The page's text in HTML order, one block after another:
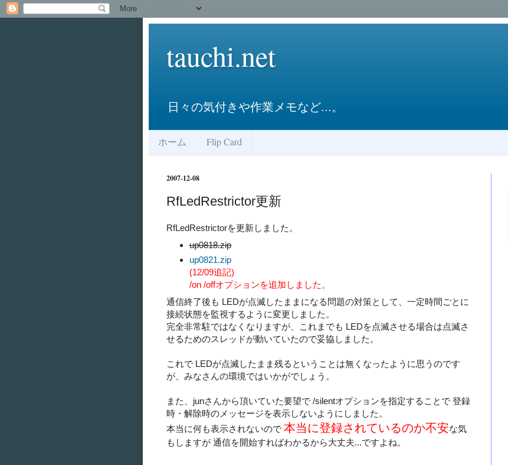
tauchi.net
日々の気付きや作業メモなど...。
ホーム Flip Card
2007-12-08
RfLedRestrictor更新
RfLedRestrictorを更新しました。
up0818.zip
up0821.zip
(12/09追記)
/on /offオプションを追加しました。
通信終了後も LEDが点滅したままになる問題の対策として、一定時間ごとに
接続状態を監視するように変更しました。
完全非常駐ではなくなりますが、これまでも LEDを点滅させる場合は点滅さ
せるためのスレッドが動いていたので妥協しました。
これで LEDが点滅したまま残るということは無くなったように思うのです
が、みなさんの環境ではいかがでしょう。
また、junさんから頂いていた要望で /silentオプションを指定することで 登録
時・解除時のメッセージを表示しないようにしました。
本当に何も表示されないので 本当に登録されているのか不安な気
もしますが 通信を開始すればわかるから大丈夫...ですよね。